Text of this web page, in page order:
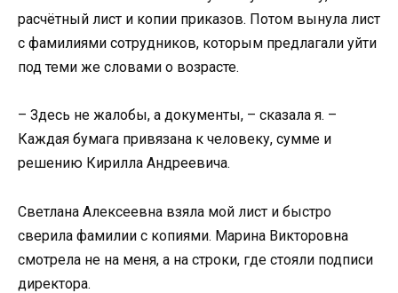
расчётный лист и копии приказов. Потом вынула лист
с фамилиями сотрудников, которым предлагали уйти
под теми же словами о возрасте.
– Здесь не жалобы, а документы, – сказала я. –
Каждая бумага привязана к человеку, сумме и
решению Кирилла Андреевича.
Светлана Алексеевна взяла мой лист и быстро
сверила фамилии с копиями. Марина Викторовна
смотрела не на меня, а на строки, где стояли подписи
директора.